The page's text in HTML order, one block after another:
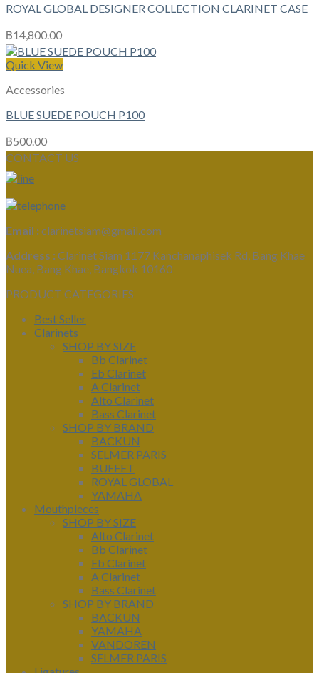
ROYAL GLOBAL DESIGNER COLLECTION CLARINET CASE
฿14,800.00
Quick View
Accessories
BLUE SUEDE POUCH P100
฿500.00
CONTACT US
Email : clarinetsiam@gmail.com
Address : Clarinet Siam 1177 Kanchanaphisek Rd, Bang Khae
Nuea, Bang Khae, Bangkok 10160
PRODUCT CATEGORIES
Best Seller
Clarinets
SHOP BY SIZE
Bb Clarinet
Eb Clarinet
A Clarinet
Alto Clarinet
Bass Clarinet
SHOP BY BRAND
BACKUN
SELMER PARIS
BUFFET
ROYAL GLOBAL
YAMAHA
Mouthpieces
SHOP BY SIZE
Alto Clarinet
Bb Clarinet
Eb Clarinet
A Clarinet
Bass Clarinet
SHOP BY BRAND
BACKUN
YAMAHA
VANDOREN
SELMER PARIS